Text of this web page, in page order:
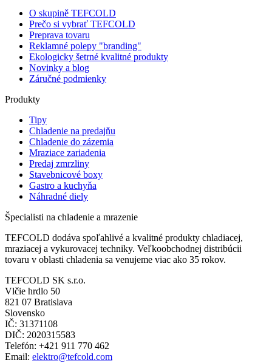
O skupině TEFCOLD
Prečo si vybrať TEFCOLD
Preprava tovaru
Reklamné polepy "branding"
Ekologicky šetrné kvalitné produkty
Novinky a blog
Záručné podmienky
Produkty
Tipy
Chladenie na predajňu
Chladenie do zázemia
Mraziace zariadenia
Predaj zmrzliny
Stavebnicové boxy
Gastro a kuchyňa
Náhradné diely
Špecialisti na chladenie a mrazenie
TEFCOLD dodáva spoľahlivé a kvalitné produkty chladiacej,
mraziacej a vykurovacej techniky. Veľkoobchodnej distribúcii
tovaru v oblasti chladenia sa venujeme viac ako 35 rokov.
TEFCOLD SK s.r.o.
Vlčie hrdlo 50
821 07 Bratislava
Slovensko
IČ: 31371108
DIČ: 2020315583
Telefón: +421 911 770 462
Email: elektro@tefcold.com